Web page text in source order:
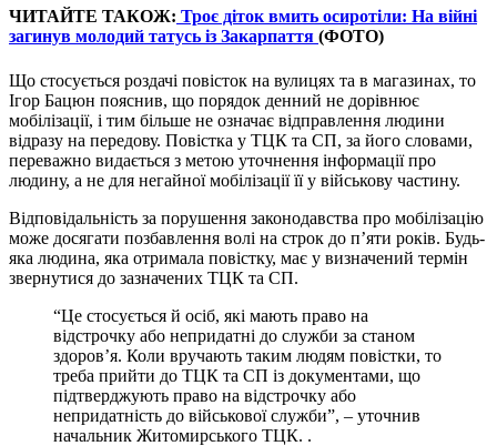
ЧИТАЙТЕ ТАКОЖ: Троє діток вмить осиротіли: На війні
загинув молодий татусь із Закарпаття (ФОТО)
Що стосується роздачі повісток на вулицях та в магазинах, то
Ігор Бацюн пояснив, що порядок денний не дорівнює
мобілізації, і тим більше не означає відправлення людини
відразу на передову. Повістка у ТЦК та СП, за його словами,
переважно видається з метою уточнення інформації про
людину, а не для негайної мобілізації її у військову частину.
Відповідальність за порушення законодавства про мобілізацію
може досягати позбавлення волі на строк до п’яти років. Будь-
яка людина, яка отримала повістку, має у визначений термін
звернутися до зазначених ТЦК та СП.
“Це стосується й осіб, які мають право на
відстрочку або непридатні до служби за станом
здоров’я. Коли вручають таким людям повістки, то
треба прийти до ТЦК та СП із документами, що
підтверджують право на відстрочку або
непридатність до військової служби”, – уточнив
начальник Житомирського ТЦК. .